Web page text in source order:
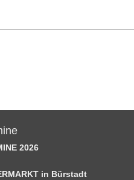
2026
in Bürstadt